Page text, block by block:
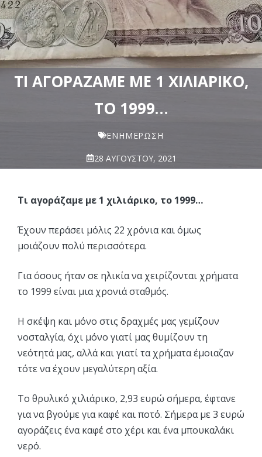
ΤΙ ΑΓΟΡΆΖΑΜΕ ΜΕ 1 ΧΙΛΙΆΡΙΚΟ,
ΤΟ 1999…
ΕΝΗΜΈΡΩΣΗ
28 ΑΥΓΟΎΣΤΟΥ, 2021
Τι αγοράζαμε με 1 χιλιάρικο, το 1999…
Έχουν περάσει μόλις 22 χρόνια και όμως
μοιάζουν πολύ περισσότερα.
Για όσους ήταν σε ηλικία να χειρίζονται χρήματα
το 1999 είναι μια χρονιά σταθμός.
Η σκέψη και μόνο στις δραχμές μας γεμίζουν
νοσταλγία, όχι μόνο γιατί μας θυμίζουν τη
νεότητά μας, αλλά και γιατί τα χρήματα έμοιαζαν
τότε να έχουν μεγαλύτερη αξία.
Το θρυλικό χιλιάρικο, 2,93 ευρώ σήμερα, έφτανε
για να βγούμε για καφέ και ποτό. Σήμερα με 3 ευρώ
αγοράζεις ένα καφέ στο χέρι και ένα μπουκαλάκι
νερό.